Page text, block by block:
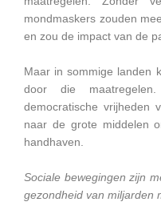
mondmaskers zouden
en zou de impact van de
Maar in sommige landen
door die
democratische vrijheden
naar de grote middelen
handhaven.
Sociale bewegingen zijn
gezondheid van miljarden